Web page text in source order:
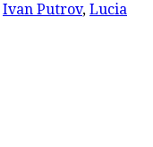
Ivan Putrov, Lucia